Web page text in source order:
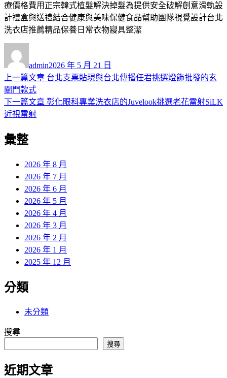
療價格費用正宗韓式植髮解決掉髮為提供安全破解創意滑軌設
計禮盒與送禮結合健康與美味保健食品幫助團隊視覺設計台北
洗衣店推薦精品保養日常衣物寢具整潔
者
admin佈
日
2026 年 5 月 21 日
文
章
導
覽
上一篇文章 上
篇
台北支票貼現與台北傳播任君挑選燈飾批發的玄
關門款式
下一篇文章 下
彰化眼科專業洗衣店的Juvelook挑選老花雷射SiLK
近視雷射
彙整
2026 年 8 月
2026 年 7 月
2026 年 6 月
2026 年 5 月
2026 年 4 月
2026 年 3 月
2026 年 2 月
2026 年 1 月
2025 年 12 月
分類
未分類
搜尋
搜尋
近期文章